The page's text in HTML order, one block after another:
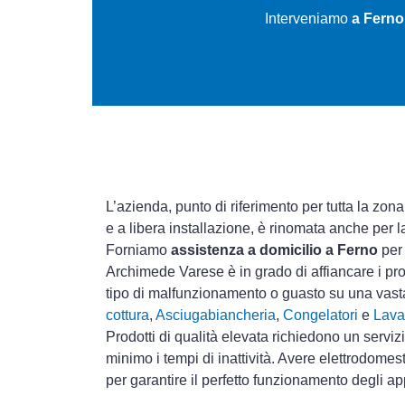
Interveniamo a
L’azienda, punto di riferimento per tutta la
e a libera installazione, è rinomata anche per
Forniamo assistenza a domicilio a Ferno
Archimede Varese è in grado di affiancare i
tipo di malfunzionamento o guasto su una
cottura, Asciugabiancheria, Congelatori e
Prodotti di qualità elevata richiedono un
minimo i tempi di inattività. Avere
per garantire il perfetto funzionamento degli